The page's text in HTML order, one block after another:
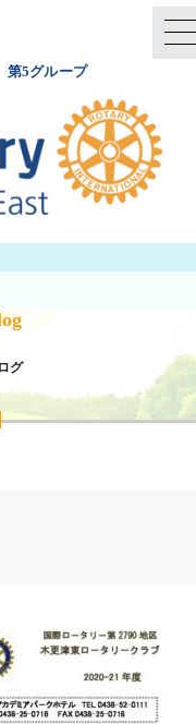
第5グループ
グ